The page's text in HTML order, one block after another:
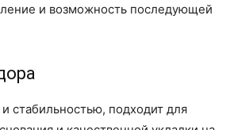
и возможность последующей
стабильностью, подходит для